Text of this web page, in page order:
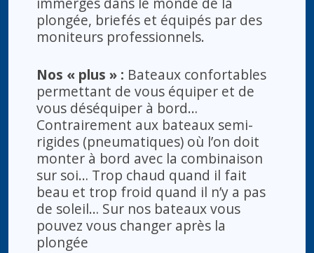
plongée, briefés et équipés par des
moniteurs professionnels.
Nos « plus » : Bateaux confortables
permettant de vous équiper et de
vous déséquiper à bord…
Contrairement aux bateaux semi-
rigides (pneumatiques) où l’on doit
monter à bord avec la combinaison
sur soi… Trop chaud quand il fait
beau et trop froid quand il n’y a pas
de soleil… Sur nos bateaux vous
pouvez vous changer après la
plongée